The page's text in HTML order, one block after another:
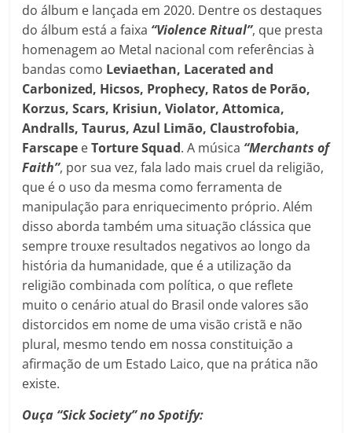
do álbum e lançada em 2020. Dentre os destaques
do álbum está a faixa “Violence Ritual”, que presta
homenagem ao Metal nacional com referências à
bandas como Leviaethan, Lacerated and
Carbonized, Hicsos, Prophecy, Ratos de Porão,
Korzus, Scars, Krisiun, Violator, Attomica,
Andralls, Taurus, Azul Limão, Claustrofobia,
Farscape eTorture Squad. A música “Merchants of
Faith”, por sua vez, fala lado mais cruel da religião,
que é o uso da mesma como ferramenta de
manipulação para enriquecimento próprio. Além
disso aborda também uma situação clássica que
sempre trouxe resultados negativos ao longo da
história da humanidade, que é a utilização da
religião combinada com política, o que reflete
muito o cenário atual do Brasil onde valores são
distorcidos em nome de uma visão cristã e não
plural, mesmo tendo em nossa constituição a
afirmação de um Estado Laico, que na prática não
existe.
Ouça “Sick Society” no Spotify: